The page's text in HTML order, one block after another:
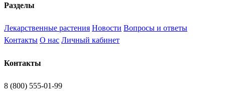
Разделы
Лекарственные растения Новости Вопросы и ответы
Контакты О нас Личный кабинет
Контакты
8 (800) 555-01-99